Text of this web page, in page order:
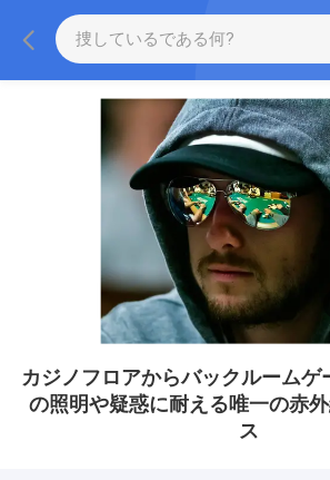
カジノフロアからバックルームゲ
の照明や疑惑に耐える唯一の赤
ス